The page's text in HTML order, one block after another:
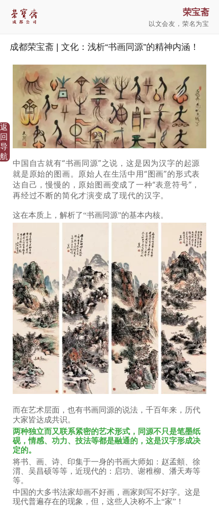
返
回
导
航
荣宝斋
以文会友，荣名为宝
成都荣宝斋 | 文化：浅析“书画同源”的精神内涵！
中国自古就有“书画同源”之说，这是因为汉字的起源
就是原始的图画。 原始人在生活中用“图画”的形式表
达自己，慢慢的，原始图画变成了一种“表意符号”，
再经过不断的简化才演变成了现代的汉字。
这在本质上，解析了“书画同源”的基本内核。
而在艺术层面，也有书画同源的说法，千百年来，历代
大家皆达成共识。
两种独立而又联系紧密的艺术形式，同源不只是笔墨纸
砚，情感、功力、技法等都是融通的，这是汉字形成决
定的。
将书、画、诗、印集于一身的书画大师如：赵孟頫、徐
渭、吴昌硕等等，近现代的：启功、谢稚柳、潘天寿等
等。
中国的大多书法家却画不好画，画家则写不好字。这是
现代普遍存在的现象，但，这些人决称不上“家”！